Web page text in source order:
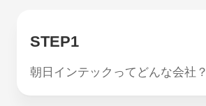
STEP1
朝日インテックってどんな会社？